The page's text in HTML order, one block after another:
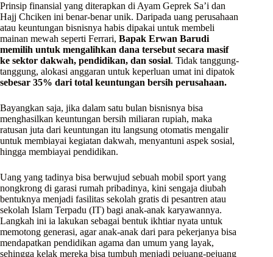
Prinsip finansial yang diterapkan di Ayam Geprek Sa’i dan
Hajj Chciken ini benar-benar unik. Daripada uang perusahaan
atau keuntungan bisnisnya habis dipakai untuk membeli
mainan mewah seperti Ferrari, Bapak Erwan Barudi
memilih untuk mengalihkan dana tersebut secara masif
ke sektor dakwah, pendidikan, dan sosial. Tidak tanggung-
tanggung, alokasi anggaran untuk keperluan umat ini dipatok
sebesar 35% dari total keuntungan bersih perusahaan.
Bayangkan saja, jika dalam satu bulan bisnisnya bisa
menghasilkan keuntungan bersih miliaran rupiah, maka
ratusan juta dari keuntungan itu langsung otomatis mengalir
untuk membiayai kegiatan dakwah, menyantuni aspek sosial,
hingga membiayai pendidikan.
Uang yang tadinya bisa berwujud sebuah mobil sport yang
nongkrong di garasi rumah pribadinya, kini sengaja diubah
bentuknya menjadi fasilitas sekolah gratis di pesantren atau
sekolah Islam Terpadu (IT) bagi anak-anak karyawannya.
Langkah ini ia lakukan sebagai bentuk ikhtiar nyata untuk
memotong generasi, agar anak-anak dari para pekerjanya bisa
mendapatkan pendidikan agama dan umum yang layak,
sehingga kelak mereka bisa tumbuh menjadi pejuang-pejuang